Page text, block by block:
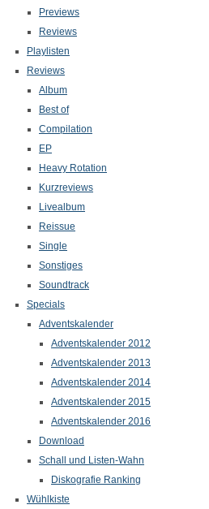
Previews
Reviews
Playlisten
Reviews
Album
Best of
Compilation
EP
Heavy Rotation
Kurzreviews
Livealbum
Reissue
Single
Sonstiges
Soundtrack
Specials
Adventskalender
Adventskalender 2012
Adventskalender 2013
Adventskalender 2014
Adventskalender 2015
Adventskalender 2016
Download
Schall und Listen-Wahn
Diskografie Ranking
Wühlkiste